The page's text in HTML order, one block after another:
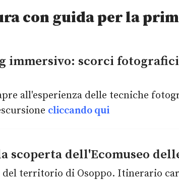
con guida per la
immersivo: scorci
all'esperienza delle tecniche
cliccando qui
scoperta dell'Ecomuseo
territorio di Osoppo. Itinerario